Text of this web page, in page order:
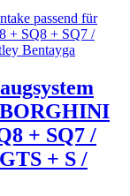
+ SQ7 /
+ S /